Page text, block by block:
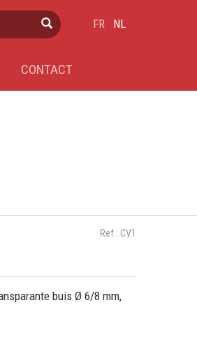
FR NL
CONTACT
Ref : CV1
buis Ø 6/8 mm,